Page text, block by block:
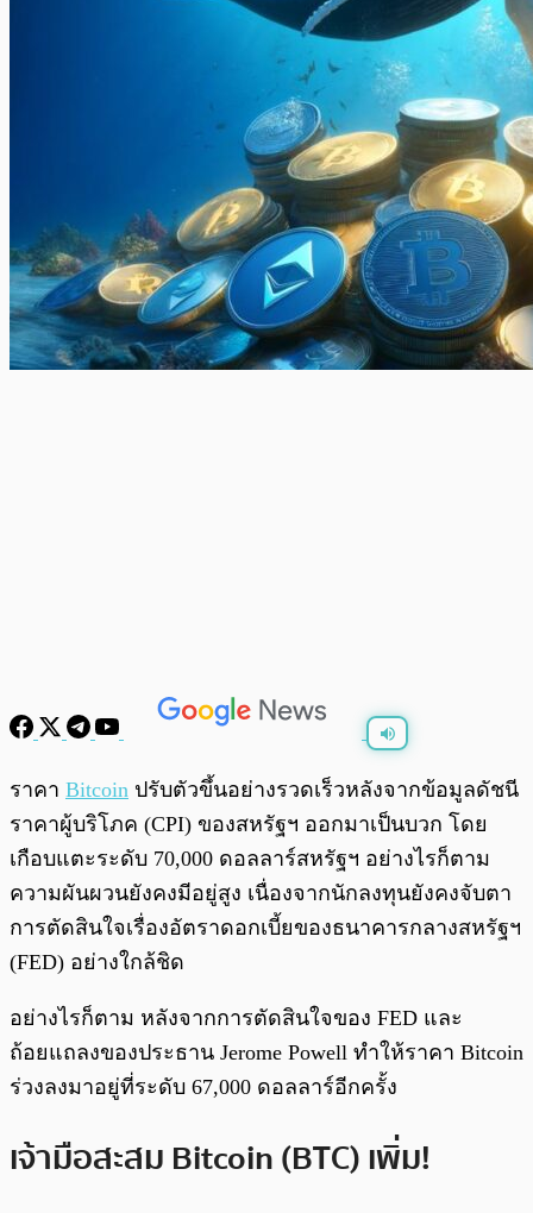
0:00/
ราคา Bitcoin ปรับตัวขึ้นอย่างรวดเร็วหลังจากข้อมูลดัชนี
ราคาผู้บริโภค (CPI) ของสหรัฐฯ ออกมาเป็นบวก โดย
เกือบแตะระดับ 70,000 ดอลลาร์สหรัฐฯ อย่างไรก็ตาม
ความผันผวนยังคงมีอยู่สูง เนื่องจากนักลงทุนยังคงจับตา
การตัดสินใจเรื่องอัตราดอกเบี้ยของธนาคารกลางสหรัฐฯ
(FED) อย่างใกล้ชิด
อย่างไรก็ตาม หลังจากการตัดสินใจของ FED และ
ถ้อยแถลงของประธาน Jerome Powell ทำให้ราคา Bitcoin
ร่วงลงมาอยู่ที่ระดับ 67,000 ดอลลาร์อีกครั้ง
เจ้ามือสะสม Bitcoin (BTC) เพิ่ม!